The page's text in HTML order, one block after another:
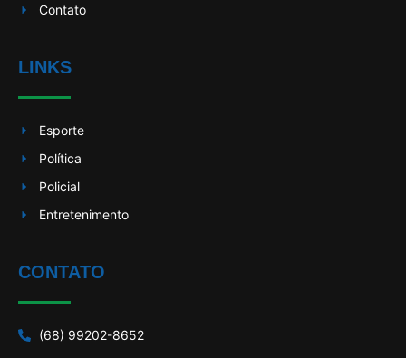
Contato
LINKS
Esporte
Política
Policial
Entretenimento
CONTATO
(68) 99202-8652